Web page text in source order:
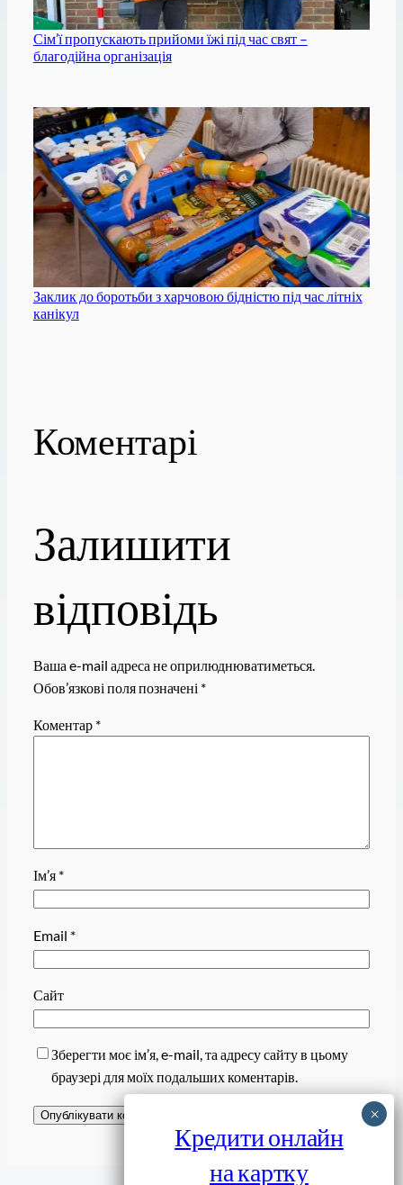
Сім’ї пропускають прийоми їжі під час свят –
благодійна організація
Заклик до боротьби з харчовою бідністю під час літніх
канікул
Коментарі
Залишити
відповідь
Ваша e-mail адреса не оприлюднюватиметься.
Обов’язкові поля позначені *
Коментар *
Ім’я *
Email *
Сайт
Зберегти моє ім’я, e-mail, та адресу сайту в цьому
браузері для моїх подальших коментарів.
Завантажити
Кредити онлайн
на картку